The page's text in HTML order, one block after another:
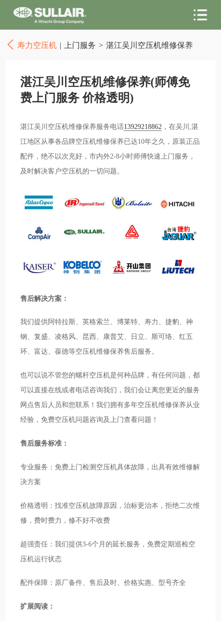
寿力空压机 | 上门服务 > 湛江吴川空压机维修保养
湛江吴川空压机维修保养(师傅免
费上门服务 价格透明)
湛江吴川空压机维修保养服务电话13929218862 ，在吴川,湛
江地区从事各品牌空压机维修保养已达10年之久，原装正品
配件，绝不以次充好，市内外2-8小时师傅快速上门服务，
及时解决客户空压机的一切问题。
售后解决方案：
我们提供阿特拉斯、英格索兰、博莱特、寿力、捷豹、神
钢、复盛、凌格风、昆西、康普艾、日立、斯可络、红五
环、富达、葆德等空压机维修保养售后服务。
也可以说不管您的螺杆空压机是何种品牌，有任何问题，都
可以直接在线或者电话咨询我们，我们会让离您更近的服务
网点售后人员和您联系！我们拥有多年空压机维修保养从业
经验，免费空压机问题咨询及上门查看问题！
售后服务标准：
专业服务：免费上门检测空压机具体故障，出具有效维修解
决方案
价格透明：找准空压机故障原因，治标更治本，拒绝二次维
修，费时费力，修不好不收费
超强责任：我们提供3-6个月的延长服务，免费定期巡检空
压机运行状态
配件保障：原厂备件、售后及时、价格实惠、型号齐全
扩展阅读：